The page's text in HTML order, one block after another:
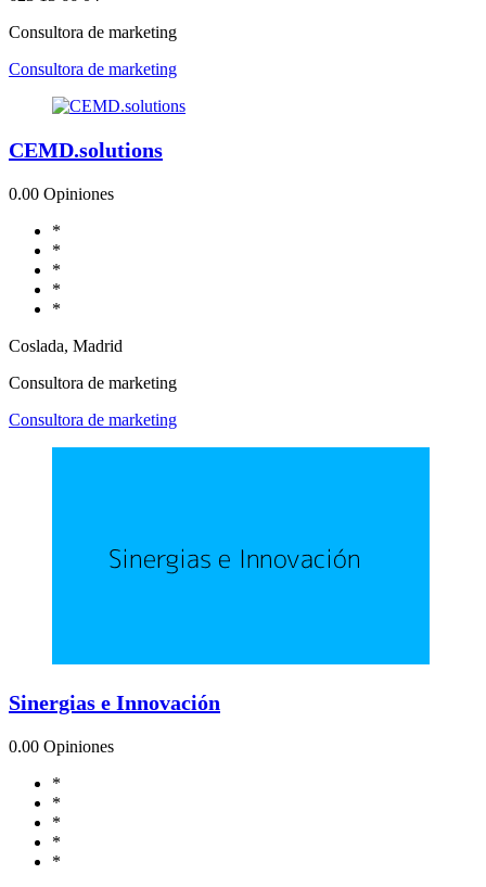
Consultora de marketing
Consultora de marketing
CEMD.solutions
0.00 Opiniones
*
*
*
*
*
Coslada, Madrid
Consultora de marketing
Consultora de marketing
Sinergias e Innovación
0.00 Opiniones
*
*
*
*
*